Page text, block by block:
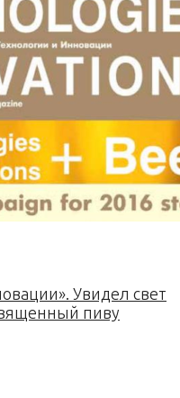
Увидел свет
пиву